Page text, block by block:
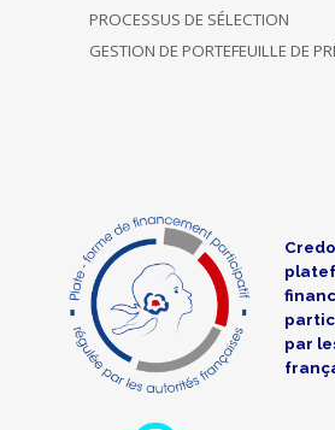
PROCESSUS DE SÉLECTION
GESTION DE PORTEFEUILLE DE
par